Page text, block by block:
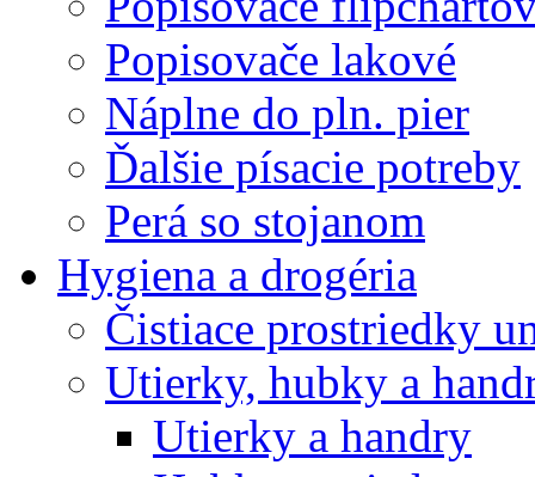
Popisovače lakové
Náplne do pln. pier
Ďalšie písacie potreby
Perá so stojanom
Hygiena a drogéria
Čistiace prostriedky
Utierky, hubky a
Utierky a handry